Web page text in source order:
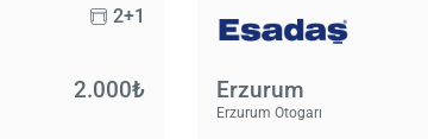
2+1
2.000₺ Erzurum
Erzurum Otogarı